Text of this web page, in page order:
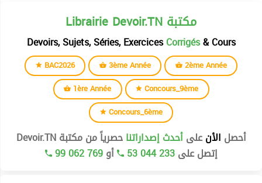
Librairie Devoir.TN مكتبة
Devoirs, Sujets, Séries, ExercicesCorrigés& Cours
BAC2026 3ème Année
2ème Année
1ère Année
Concours_9ème
Concours_6ème
أحصل الأنعلىأحدث إصداراتناحصرياً من مكتبة Devoir.TN
إتصل على53 044 233 أو99 062 769